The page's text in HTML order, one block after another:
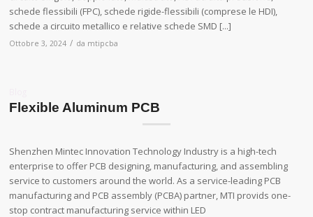
schede flessibili (FPC), schede rigide-flessibili (comprese le HDI),
schede a circuito metallico e relative schede SMD [...]
Ottobre 3, 2024 / da mtipcba
Flexible Aluminum PCB
Shenzhen Mintec Innovation Technology Industry is a high-tech
enterprise to offer PCB designing, manufacturing, and assembling
service to customers around the world. As a service-leading PCB
manufacturing and PCB assembly (PCBA) partner, MTI provids one-
stop contract manufacturing service within LED